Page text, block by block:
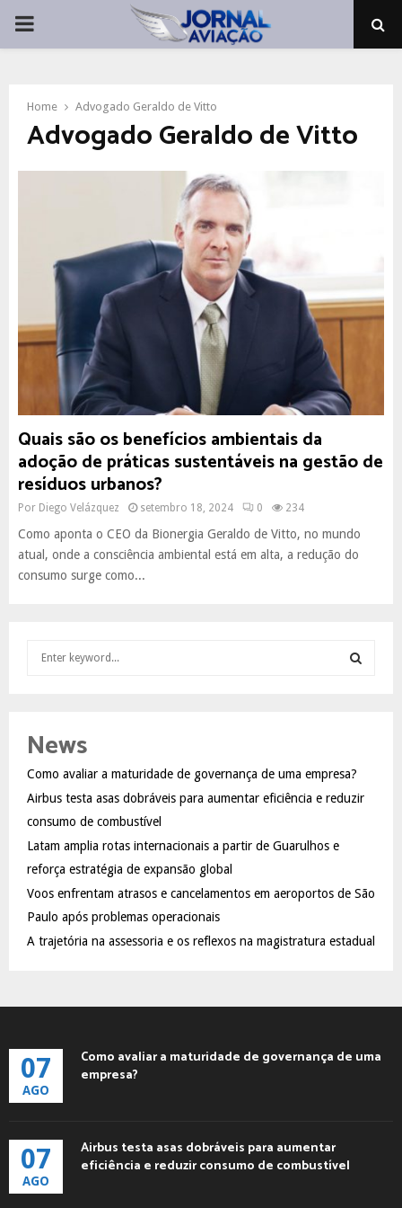
PRIMARY
Home Advogado Geraldo de Vitto
Advogado Geraldo de Vitto
Quais são os benefícios ambientais da
adoção de práticas sustentáveis na gestão de
resíduos urbanos?
Por Diego Velázquez setembro 18, 2024 0 234
Como aponta o CEO da Bionergia Geraldo de Vitto, no mundo
atual, onde a consciência ambiental está em alta, a redução do
consumo surge como...
h
o
r
:
R
News
Como avaliar a maturidade de governança de uma empresa?
Airbus testa asas dobráveis para aumentar eficiência e reduzir
consumo de combustível
Latam amplia rotas internacionais a partir de Guarulhos e
reforça estratégia de expansão global
Voos enfrentam atrasos e cancelamentos em aeroportos de São
Paulo após problemas operacionais
A trajetória na assessoria e os reflexos na magistratura estadual
07
AGO
Como avaliar a maturidade de governança de uma
empresa?
07
AGO
Airbus testa asas dobráveis para aumentar
eficiência e reduzir consumo de combustível